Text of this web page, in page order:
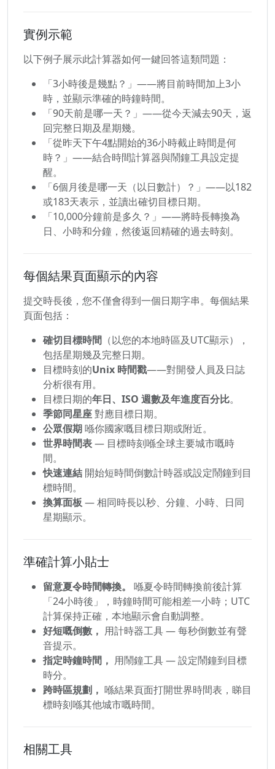
實例示範
以下例子展示此計算器如何一鍵回答這類問題：
「3小時後是幾點？」——將目前時間加上3小
時，並顯示準確的時鐘時間。
「90天前是哪一天？」——從今天減去90天，返
回完整日期及星期幾。
「從昨天下午4點開始的36小時截止時間是何
時？」——結合時間計算器與鬧鐘工具設定提
醒。
「6個月後是哪一天（以日數計）？」——以182
或183天表示，並讀出確切目標日期。
「10,000分鐘前是多久？」——將時長轉換為
日、小時和分鐘，然後返回精確的過去時刻。
每個結果頁面顯示的內容
提交時長後，您不僅會得到一個日期字串。每個結果
頁面包括：
確切目標時間 （以您的本地時區及UTC顯示），
包括星期幾及完整日期。
目標時刻的Unix 時間戳——對開發人員及日誌
分析很有用。
目標日期的年日、ISO 週數及年進度百分比。
季節同星座對應目標日期。
公眾假期喺你國家嘅目標日期或附近。
世界時間表— 目標時刻喺全球主要城市嘅時
間。
快速連結 開始短時間倒數計時器或設定鬧鐘到目
標時間。
換算面板 — 相同時長以秒、分鐘、小時、日同
星期顯示。
準確計算小貼士
留意夏令時間轉換。
喺夏令時間轉換前後計算
「24小時後」，時鐘時間可能相差一小時；UTC
計算保持正確，本地顯示會自動調整。
好短嘅倒數， 用計時器工具 — 每秒倒數並有聲
音提示。
指定時鐘時間， 用鬧鐘工具 — 設定鬧鐘到目標
時分。
跨時區規劃， 喺結果頁面打開世界時間表，睇目
標時刻喺其他城市嘅時間。
相關工具